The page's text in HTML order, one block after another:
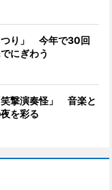
つり」 今年で30回
にぎわう
笑撃演奏怪」 音楽と
を彩る